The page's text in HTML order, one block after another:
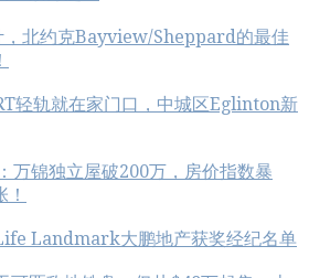
，北约克Bayview/Sheppard的最佳
轻轨就在家门口，中城区Eglinton新
万锦独立屋破200万，房价指数暴
Landmark大鹏地产获奖经纪名单